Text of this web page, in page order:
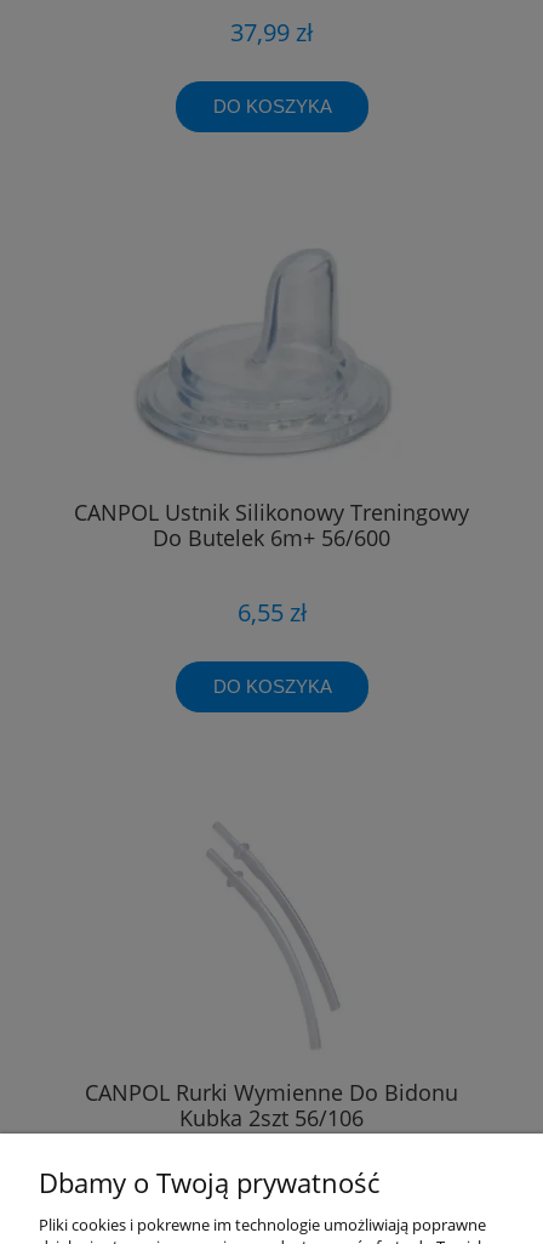
37,99 zł
DO KOSZYKA
CANPOL Ustnik Silikonowy Treningowy
Do Butelek 6m+ 56/600
6,55 zł
DO KOSZYKA
CANPOL Rurki Wymienne Do Bidonu
Kubka 2szt 56/106
5,60 zł
Dbamy o Twoją prywatność
Pliki cookies i pokrewne im technologie umożliwiają poprawne